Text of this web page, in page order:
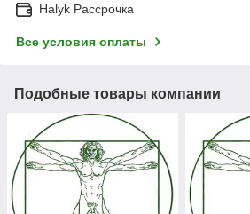
Halyk Рассрочка
Все условия оплаты
Подобные товары компании